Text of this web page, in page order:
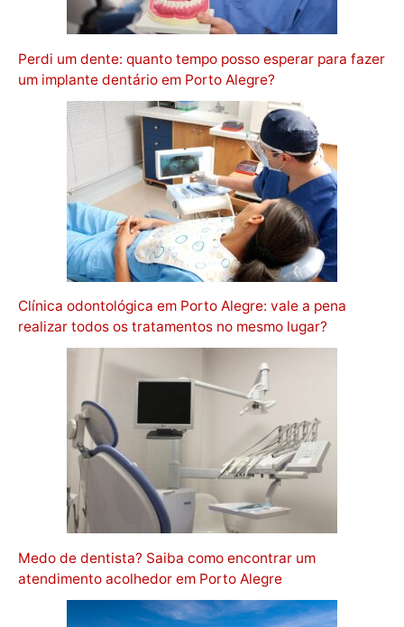
Perdi um dente: quanto tempo posso esperar para fazer
um implante dentário em Porto Alegre?
Clínica odontológica em Porto Alegre: vale a pena
realizar todos os tratamentos no mesmo lugar?
Medo de dentista? Saiba como encontrar um
atendimento acolhedor em Porto Alegre